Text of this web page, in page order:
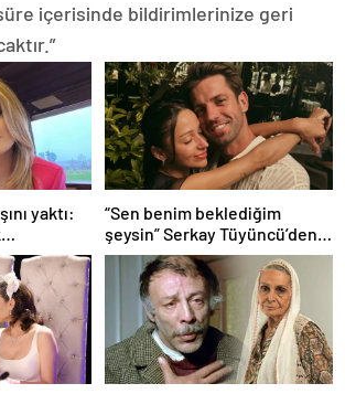
içerisinde bildirimlerinize geri
yaktı:
yoktu…
“Sen benim beklediğim
şeysin” Serkay Tüyüncü’den
Zeynep Bastık’a aşk dolu 1. yıl
kutlaması!